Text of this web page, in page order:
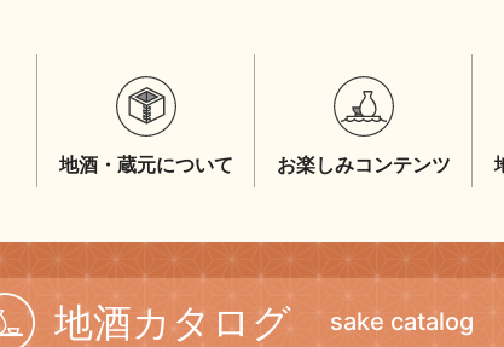
地酒・蔵元について お楽しみコンテンツ
地酒カタログ sake catalog